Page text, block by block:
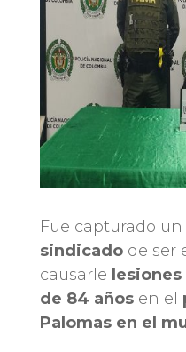
Fue capturado
sindicadode ser
causarle
de 84 añosen el
Palomas en el